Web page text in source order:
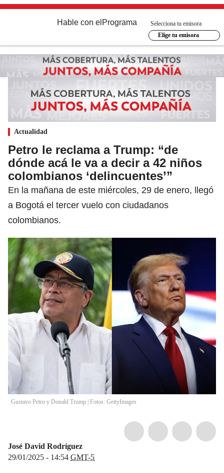
Hable con el Programa
Selecciona tu emisora
Elige tu emisora
Actualidad
Petro le reclama a Trump: “de
dónde acá le va a decir a 42 niños
colombianos ‘delincuentes’”
En la mañana de este miércoles, 29 de enero, llegó
a Bogotá el tercer vuelo con ciudadanos
colombianos.
Gustavo Petro y Donald Trump | Fotos: GettyImages
José David Rodríguez
29/01/2025 - 14:54 GMT-5